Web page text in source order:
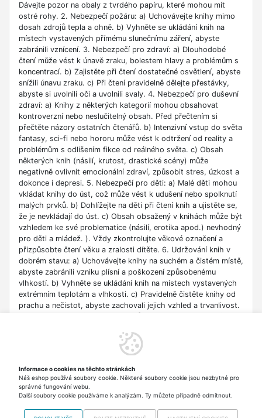
Dávejte pozor na obaly z tvrdého papíru, které mohou mít
ostré rohy. 2. Nebezpečí požáru: a) Uchovávejte knihy mimo
dosah zdrojů tepla a ohně. b) Vyhněte se ukládání knih na
místech vystavených přímému slunečnímu záření, abyste
zabránili vznícení. 3. Nebezpečí pro zdraví: a) Dlouhodobé
čtení může vést k únavě zraku, bolestem hlavy a problémům s
koncentrací. b) Zajistěte při čtení dostatečné osvětlení, abyste
snížili únavu zraku. c) Při čtení pravidelně dělejte přestávky,
abyste si uvolnili oči a uvolnili svaly. 4. Nebezpečí pro duševní
zdraví: a) Knihy z některých kategorií mohou obsahovat
kontroverzní nebo neslučitelný obsah. Před přečtením si
přečtěte názory ostatních čtenářů. b) Intenzivní vstup do světa
fantasy, sci-fi nebo hororu může vést k odtržení od reality a
problémům s odlišením fikce od reálného světa. c) Obsah
některých knih (násilí, krutost, drastické scény) může
negativně ovlivnit emocionální zdraví, způsobit stres, úzkost a
dokonce i depresi. 5. Nebezpečí pro děti: a) Malé děti mohou
vkládat knihy do úst, což může vést k udušení nebo spolknutí
malých prvků. b) Dohlížejte na děti při čtení knih a ujistěte se,
že je nevkládají do úst. c) Obsah obsažený v knihách může být
vzhledem ke své problematice (násilí, erotika apod.) nevhodný
pro děti a mládež. ). Vždy zkontrolujte věkové označení a
přizpůsobte čtení věku a zralosti dítěte. 6. Udržování knih v
dobrém stavu: a) Uchovávejte knihy na suchém a čistém místě,
abyste zabránili vzniku plísní a poškození způsobenému
vlhkostí. b) Vyhněte se ukládání knih na místech vystavených
extrémním teplotám a vlhkosti. c) Pravidelně čistěte knihy od
prachu a nečistot, abyste zachovali jejich vzhled a trvanlivost.
vzdělávací nebo profesní účely. b) Věnujte pozornost datu
vydání, protože znalosti v některých oblastech se rychle
zdrojů uvedených v knize buďte opatrní a dodržujte pravidla
bezpečnosti na síti. 8. Autorská práva: a) Dodržujte autorská
práva obsahu zpřístupněného v knize.
Informace o cookies na těchto stránkách
Náš eshop používá soubory cookie. Některé soubory cookie jsou nezbytné pro
správné fungování webu.
Další soubory cookie používáme k analýzám. Ty můžete případně odmítnout.